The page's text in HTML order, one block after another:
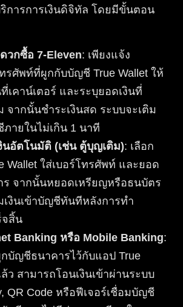
การการเงินดิจิทัล โดยมีขั้นตอน
วกซื้อ 7-Eleven: เพียงแจ้ง
รศัพท์ที่ผูกกับบัญชี True Wallet ให้
เคาน์เตอร์ และระบุยอดเงินที่
จากนั้นชำระเงินสด ระบบจะเติม
ภายในไม่เกิน 1 นาที
นอัตโนมัติ (เช่น ตู้บุญเติม): เลือก
Wallet ใส่เบอร์โทรศัพท์ และยอด
ร จากนั้นหยอดเหรียญหรือธนบัตร
เงินเข้าบัญชีทันทีหลังการทำ
จสิ้น
Banking หรือ Mobile Banking:
บัญชีธนาคารไว้กับแอป True
ว สามารถโอนเงินเข้าผ่านระบบ
QR Code หรือฟีเจอร์เชื่อมบัญชี